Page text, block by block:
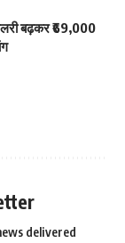
बढ़कर ₹69,000
delivered